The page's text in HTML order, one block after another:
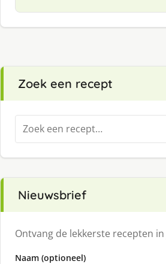
Zoek een recept
Zoeken
naar:
Nieuwsbrief
Ontvang de lekkerste recepten
Naam (optioneel)